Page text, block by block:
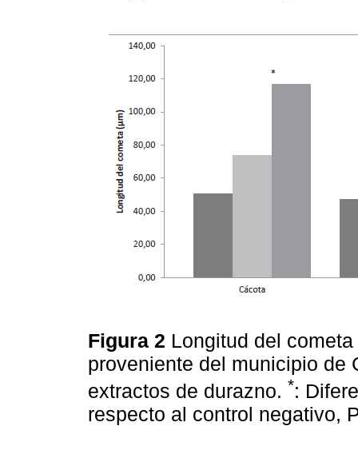
Figura 2 Longitud del
proveniente del municipio de
extractos de durazno. *:
respecto al control negativo,